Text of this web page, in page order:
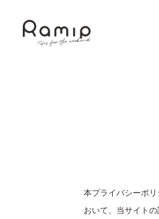
本プライバシーポ
おいて、当サイト